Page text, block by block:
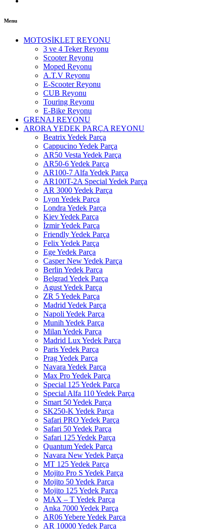
Menu
MOTOSİKLET REYONU
3 ve 4 Teker Reyonu
Scooter Reyonu
Moped Reyonu
A.T.V Reyonu
E-Scooter Reyonu
CUB Reyonu
Touring Reyonu
E-Bike Reyonu
GRENAJ REYONU
ARORA YEDEK PARÇA REYONU
Beatrix Yedek Parça
Cappucino Yedek Parça
AR50 Vesta Yedek Parça
AR50-6 Yedek Parça
AR100-7 Alfa Yedek Parça
AR100T-2A Special Yedek Parça
AR 3000 Yedek Parça
Lyon Yedek Parça
Londra Yedek Parça
Kiev Yedek Parça
İzmir Yedek Parça
Friendly Yedek Parça
Felix Yedek Parça
Ege Yedek Parça
Casper New Yedek Parça
Berlin Yedek Parça
Belgrad Yedek Parça
Agust Yedek Parça
ZR 5 Yedek Parça
Madrid Yedek Parça
Napoli Yedek Parça
Munih Yedek Parça
Milan Yedek Parça
Madrid Lux Yedek Parça
Paris Yedek Parça
Prag Yedek Parça
Navara Yedek Parça
Max Pro Yedek Parça
Special 125 Yedek Parça
Special Alfa 110 Yedek Parça
Smart 50 Yedek Parça
SK250-K Yedek Parça
Safari PRO Yedek Parça
Safari 50 Yedek Parça
Safari 125 Yedek Parça
Quantum Yedek Parça
Navara New Yedek Parça
MT 125 Yedek Parça
Mojito Pro S Yedek Parça
Mojito 50 Yedek Parça
Mojito 125 Yedek Parça
MAX – T Yedek Parça
Anka 7000 Yedek Parça
AR06 Yebere Yedek Parça
AR 10000 Yedek Parça